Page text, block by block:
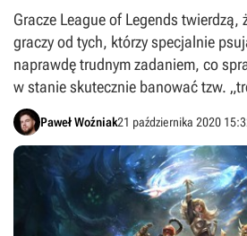
Gracze League of Legends twierdzą,
graczy od tych, którzy specjalnie
naprawdę trudnym zadaniem, co
w stanie skutecznie banować tzw.
Paweł Woźniak21 października 2020